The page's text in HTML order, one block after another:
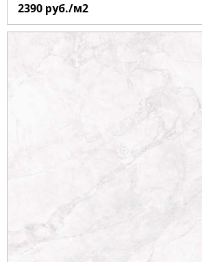
2390 руб./м2